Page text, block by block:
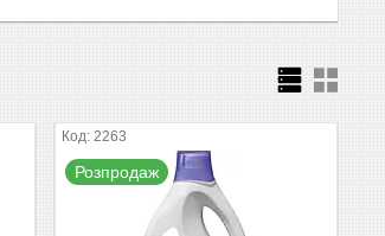
2263
Розпродаж